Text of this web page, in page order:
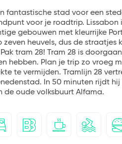
fantastische stad voor een
voor je roadtrip.
gebouwen met kleurrijke
heuvels, dus de straatjes
tram 28! Tram 28 is
hebben. Plan je trip zo vroeg
te vermijden. Tramlijn 28
In 50 minuten rijdt
de oude volksbuurt Alfama.